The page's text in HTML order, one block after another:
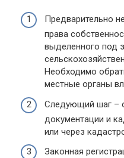
Предварительно
права
выделенного под
Необходимо
местные органы
Следующий шаг –
документации и
или через
Законная